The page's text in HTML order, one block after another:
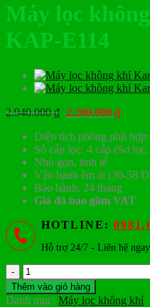
Máy lọc
KAP-E114
2.940.000₫ Giá
là:
2.940.000 ₫.
2.200.000 ₫Giá
tại
là:
Diện tích phòng phù
Số cấp lọc: 4 cấp (Sơ
Nhỏ gọn, tinh tế
Vận hành êm ái (30-58
Bảo hành: 24 tháng
Giá đã bao gồm VAT
HOTLINE:
Hỗ trợ 24/7 - Liên hệ
Máy
lọc
không
Thêm vào giỏ hàng
Danh mục: Máy lọc không khí